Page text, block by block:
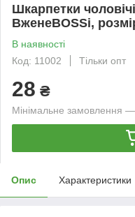
Шкарпетки
ВженеBOSSi,
В наявності
Код: 11002
Тільки опт
28 ₴
Мінімальне замовлення
Опис Характеристики